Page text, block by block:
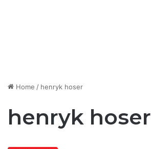
Home / henryk hoser
henryk hoser